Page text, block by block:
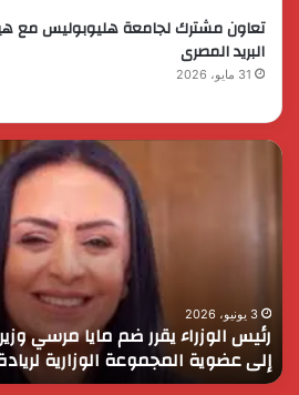
تعاون مشترك لجامعة هليوبوليس مع
البريد المصرى
31 مايو، 2026
رئيس
التضامن
الاجتماعي
إلى
عضوية
3 يونيو، 2026
رئيس الوزراء يقرر ضم مايا مرسي
إلى عضوية المجموعة الوزارية